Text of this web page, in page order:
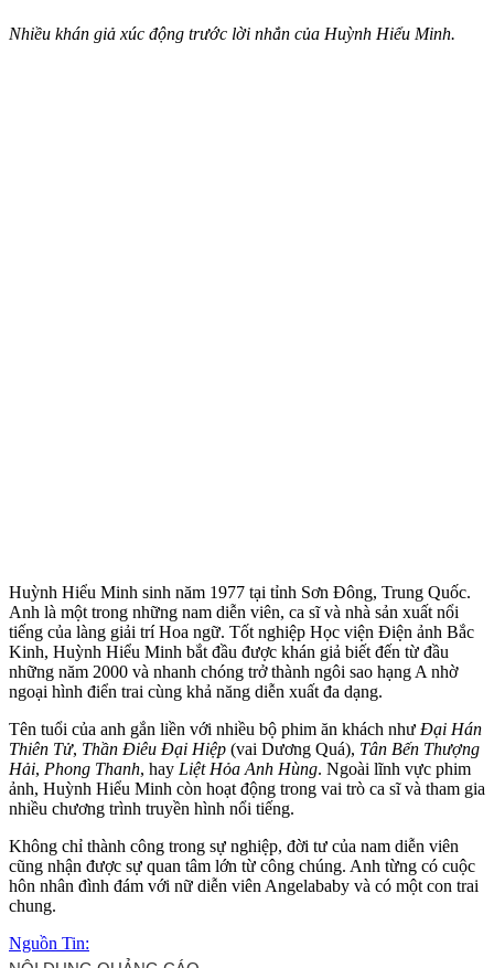
Nhiều khán giả xúc động trước lời nhắn của Huỳnh Hiểu Minh.
Huỳnh Hiểu Minh sinh năm 1977 tại tỉnh Sơn Đông, Trung Quốc.
Anh là một trong những nam diễn viên, ca sĩ và nhà sản xuất nổi
tiếng của làng giải trí Hoa ngữ. Tốt nghiệp Học viện Điện ảnh Bắc
Kinh, Huỳnh Hiểu Minh bắt đầu được khán giả biết đến từ đầu
những năm 2000 và nhanh chóng trở thành ngôi sao hạng A nhờ
ngoại hình điển trai cùng khả năng diễn xuất đa dạng.
Tên tuổi của anh gắn liền với nhiều bộ phim ăn khách như Đại Hán
Thiên Tử, Thần Điêu Đại Hiệp (vai Dương Quá), Tân Bến Thượng
Hải, Phong Thanh, hay Liệt Hỏa Anh Hùng. Ngoài lĩnh vực phim
ảnh, Huỳnh Hiểu Minh còn hoạt động trong vai trò ca sĩ và tham gia
nhiều chương trình truyền hình nổi tiếng.
Không chỉ thành công trong sự nghiệp, đời tư của nam diễn viên
cũng nhận được sự quan tâm lớn từ công chúng. Anh từng có cuộc
hôn nhân đình đám với nữ diễn viên Angelababy và có một con trai
chung.
Nguồn Tin: